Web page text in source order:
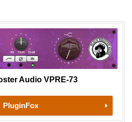
Audio VPRE-73
PluginFox